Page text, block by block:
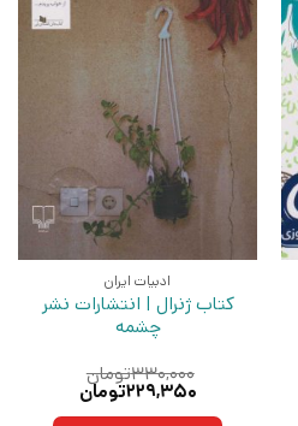
ادبیات ایران
کتاب ژنرال | انتشارات نشر
چشمه
۳۳۰,۰۰۰تومان
قیمت
۲۲۹,۳۵۰تومان